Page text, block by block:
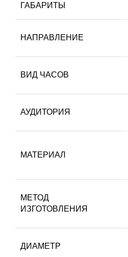
ГАБАРИТЫ
НАПРАВЛЕНИЕ
ВИД ЧАСОВ
АУДИТОРИЯ
МАТЕРИАЛ
МЕТОД
ИЗГОТОВЛЕНИЯ
ДИАМЕТР